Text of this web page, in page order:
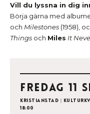
Vill du lyssna in dig
Börja gärna med
och Milestones (1958),
Things och Miles It
fredag 11
Kristianstad |
18:00